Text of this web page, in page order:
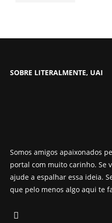
SOBRE LITERALMENTE, UAI
Somos amigos apaixonados
portal com muito carinho. Se
ajude a espalhar essa ideia.
que pelo menos algo aqui te